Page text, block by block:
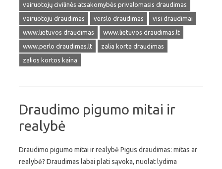
vairuotojų civilinės atsakomybės privalomasis draudimas
vairuotoju draudimas
verslo draudimas
visi draudimai
www.lietuvos draudimas
www.lietuvos draudimas.lt
www.perlo draudimas.lt
zalia korta draudimas
zalios kortos kaina
Draudimo pigumo mitai ir
realybė
Draudimo pigumo mitai ir realybė Pigus draudimas: mitas ar
realybė? Draudimas labai plati sąvoka, nuolat lydima